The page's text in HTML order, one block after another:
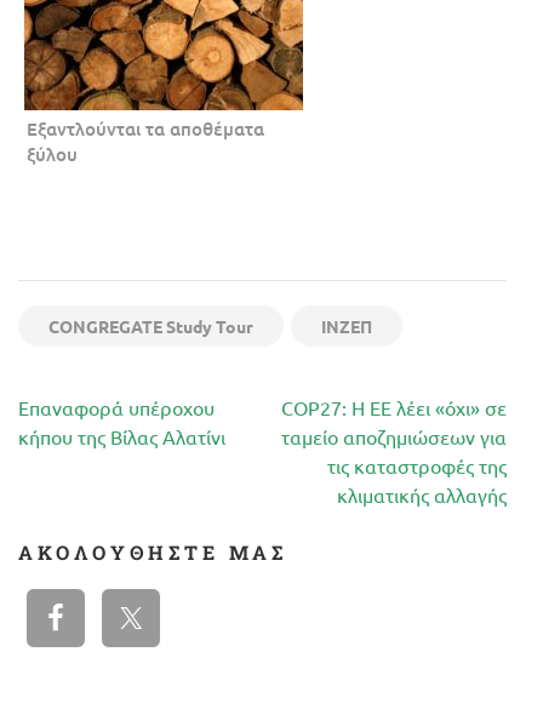
Εξαντλούνται τα αποθέματα
ξύλου
CONGREGATE Study Tour ΙΝΖΕΠ
Πλοήγηση
άρθρων
Επαναφορά υπέροχου
κήπου της Βίλας Αλατίνι
COP27: Η ΕΕ λέει «όχι» σε
ταμείο αποζημιώσεων για
τις καταστροφές της
κλιματικής αλλαγής
ΑΚΟΛΟΥΘΉΣΤΕ ΜΑΣ